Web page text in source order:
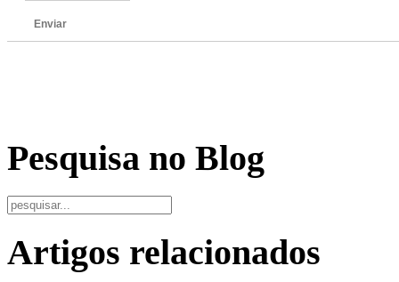
Enviar
Pesquisa no Blog
Artigos relacionados